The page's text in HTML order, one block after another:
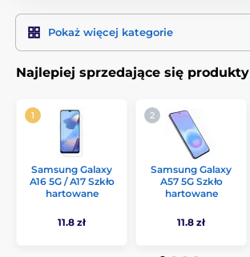
Pokaż więcej kategorie
Najlepiej sprzedające się produkty
Samsung Galaxy
A16 5G / A17 Szkło
hartowane
11.8 zł
Samsung Galaxy
A57 5G Szkło
hartowane
11.8 zł